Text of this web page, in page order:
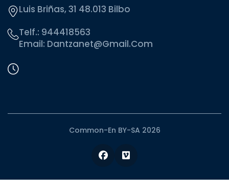
Luis Briñas, 31 48.013 Bilbo
Telf.: 944418563
Email: Dantzanet@gmail.com
Common-En BY-SA 2026
Facebook
Vimeo